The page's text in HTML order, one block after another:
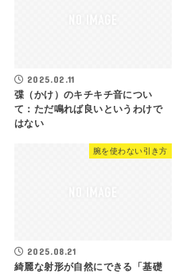
2025.02.11
弽（かけ）のキチキチ音につい
て：ただ鳴れば良いというわけで
はない
腕を使わない引き方
2025.08.21
綺麗な射形が自然にできる「基礎